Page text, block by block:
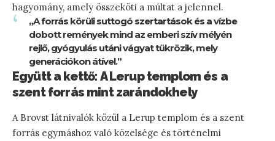
hagyomány, amely összeköti a múltat a jelennel.
„A forrás körüli suttogó szertartások és a vízbe
dobott remények mind az emberi szív mélyén
rejlő, gyógyulás utáni vágyat tükrözik, mely
generációkon átível.”
Együtt a kettő: A Lerup templom és a
szent forrás mint zarándokhely
A Brovst látnivalók közül a Lerup templom és a szent
forrás egymáshoz való közelsége és történelmi